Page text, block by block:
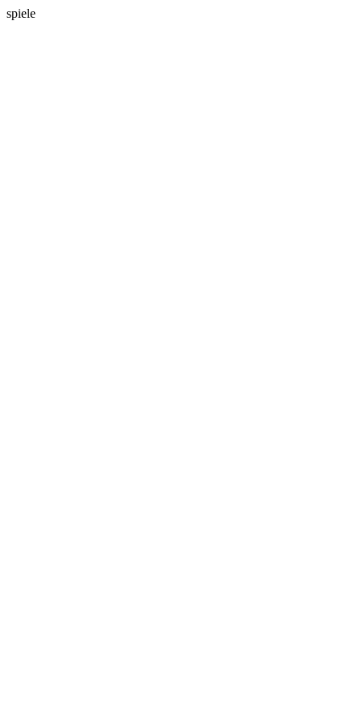
spiele